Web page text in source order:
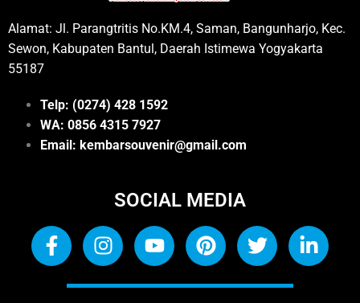
Alamat: Jl. Parangtritis No.KM.4, Saman, Bangunharjo, Kec.
Sewon, Kabupaten Bantul, Daerah Istimewa Yogyakarta
55187
Telp: (0274) 428 1592
WA: 0856 4315 7927
Email: kembarsouvenir@gmail.com
SOCIAL MEDIA